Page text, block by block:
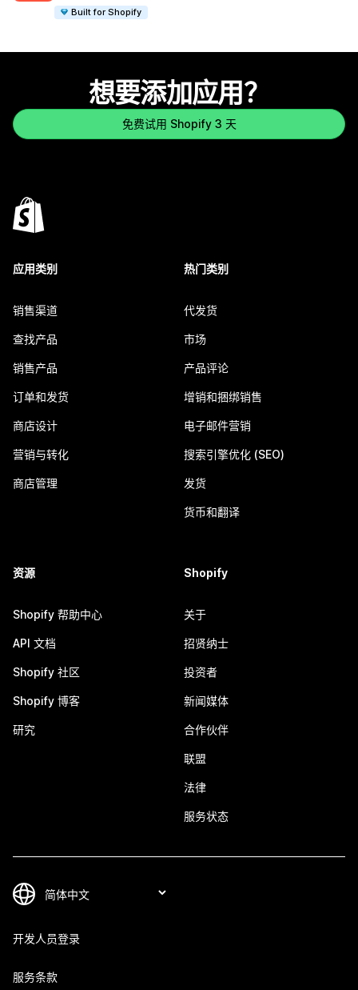
Built for Shopify
想要添加应用？
免费试用 Shopify 3 天
应用类别
销售渠道
查找产品
销售产品
订单和发货
商店设计
营销与转化
商店管理
热门类别
代发货
市场
产品评论
增销和捆绑销售
电子邮件营销
搜索引擎优化 (SEO)
发货
货币和翻译
资源
Shopify 帮助中心
API 文档
Shopify 社区
Shopify 博客
研究
Shopify
关于
招贤纳士
投资者
新闻媒体
合作伙伴
联盟
法律
服务状态
开发人员登录
服务条款